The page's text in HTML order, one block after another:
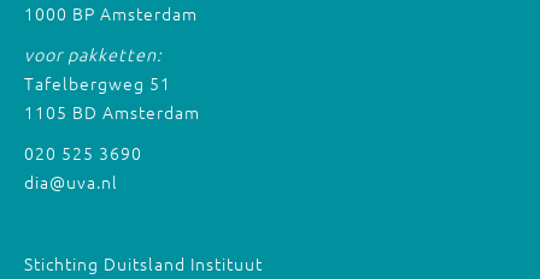
1000 BP Amsterdam
voor pakketten:
Tafelbergweg 51
1105 BD Amsterdam
020 525 3690
dia@uva.nl
Stichting Duitsland Instituut